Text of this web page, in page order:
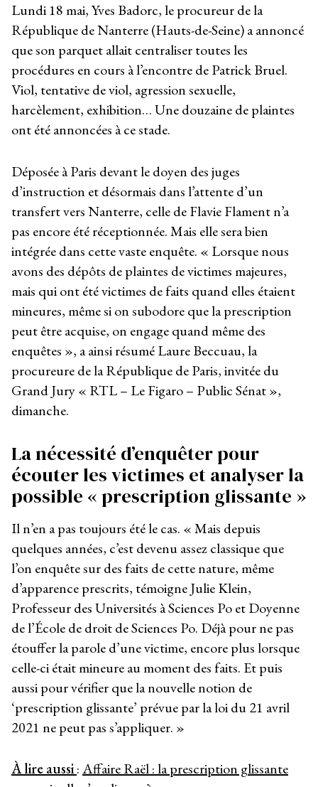
Lundi 18 mai, Yves Badorc, le procureur de la
République de Nanterre (Hauts-de-Seine) a annoncé
que son parquet allait centraliser toutes les
procédures en cours à l’encontre de Patrick Bruel.
Viol, tentative de viol, agression sexuelle,
harcèlement, exhibition… Une douzaine de plaintes
ont été annoncées à ce stade.
Déposée à Paris devant le doyen des juges
d’instruction et désormais dans l’attente d’un
transfert vers Nanterre, celle de Flavie Flament n’a
pas encore été réceptionnée. Mais elle sera bien
intégrée dans cette vaste enquête. « Lorsque nous
avons des dépôts de plaintes de victimes majeures,
mais qui ont été victimes de faits quand elles étaient
mineures, même si on subodore que la prescription
peut être acquise, on engage quand même des
enquêtes », a ainsi résumé Laure Beccuau, la
procureure de la République de Paris, invitée du
Grand Jury « RTL – Le Figaro – Public Sénat »,
dimanche.
La nécessité d’enquêter pour
écouter les victimes et analyser la
possible « prescription glissante »
Il n’en a pas toujours été le cas. « Mais depuis
quelques années, c’est devenu assez classique que
l’on enquête sur des faits de cette nature, même
d’apparence prescrits, témoigne Julie Klein,
Professeur des Universités à Sciences Po et Doyenne
de l’École de droit de Sciences Po. Déjà pour ne pas
étouffer la parole d’une victime, encore plus lorsque
celle-ci était mineure au moment des faits. Et puis
aussi pour vérifier que la nouvelle notion de
‘prescription glissante’ prévue par la loi du 21 avril
2021 ne peut pas s’appliquer. »
À lire aussi:Affaire Raël : la prescription glissante